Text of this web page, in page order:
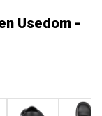
Usedom -